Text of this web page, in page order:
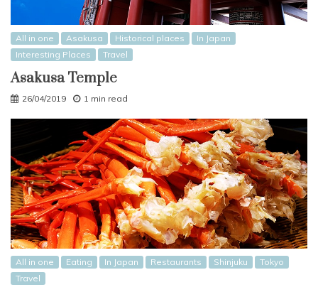
All in one Asakusa Historical places
In Japan
Interesting Places
Travel
Asakusa Temple
26/04/2019 1 min read
All in one Eating In Japan Restaurants Shinjuku
Tokyo
Travel